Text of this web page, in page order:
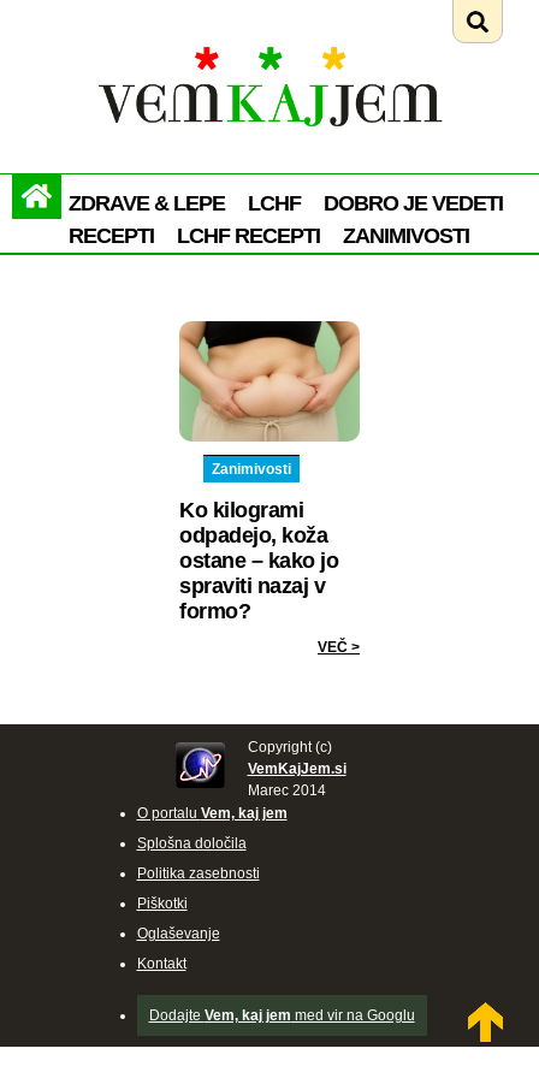
ZDRAVE & LEPE LCHF
DOBRO JE VEDETI
RECEPTI
LCHF RECEPTI ZANIMIVOSTI
Zanimivosti
Ko kilogrami
odpadejo, koža
ostane – kako jo
spraviti nazaj v
formo?
VEČ >
Copyright (c)
VemKajJem.si
Marec 2014
O portalu Vem, kaj jem
Splošna določila
Politika zasebnosti
Piškotki
Oglaševanje
Kontakt
Dodajte Vem, kaj jem med vir na Googlu